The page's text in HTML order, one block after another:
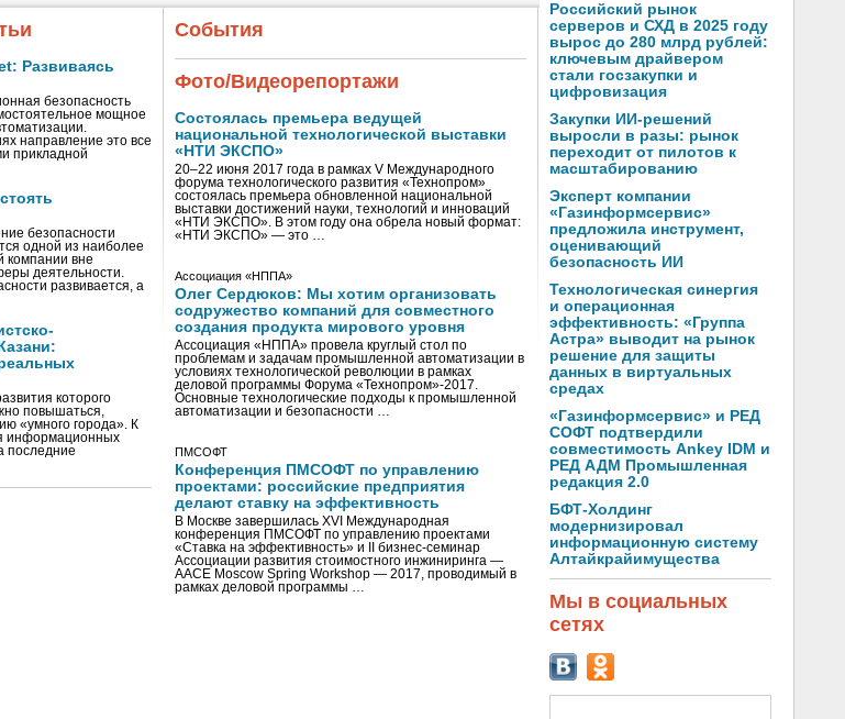
Российский рынок
серверов и СХД в 2025 году
вырос до 280 млрд рублей:
ключевым драйвером
стали госзакупки и
цифровизация
Закупки ИИ-решений
выросли в разы: рынок
переходит от пилотов к
масштабированию
Эксперт компании
«Газинформсервис»
предложила инструмент,
оценивающий
безопасность ИИ
Технологическая синергия
и операционная
эффективность: «Группа
Астра» выводит на рынок
решение для защиты
данных в виртуальных
средах
«Газинформсервис» и РЕД
СОФТ подтвердили
совместимость Ankey IDM и
РЕД АДМ Промышленная
редакция 2.0
БФТ-Холдинг
модернизировал
информационную систему
Алтайкрайимущества
Мы в социальных
сетях
Развиваясь
безопасность
мощное
направление это все
прикладной
безопасности
одной из наиболее
компании вне
деятельности.
развивается, а
которого
повышаться,
«умного города». К
информационных
последние
События
Фото/Видеорепортажи
Состоялась премьера ведущей
национальной технологической выставки
«НТИ ЭКСПО»
20–22 июня 2017 года в рамках V Международного
форума технологического развития «Технопром»
состоялась премьера обновленной национальной
выставки достижений науки, технологий и инноваций
«НТИ ЭКСПО». В этом году она обрела новый формат:
«НТИ ЭКСПО» — это …
Ассоциация «НППА»
Олег Сердюков: Мы хотим организовать
содружество компаний для совместного
создания продукта мирового уровня
Ассоциация «НППА» провела круглый стол по
проблемам и задачам промышленной автоматизации в
условиях технологической революции в рамках
деловой программы Форума «Технопром»-2017.
Основные технологические подходы к промышленной
автоматизации и безопасности …
ПМСОФТ
Конференция ПМСОФТ по управлению
проектами: российские предприятия
делают ставку на эффективность
В Москве завершилась XVI Международная
конференция ПМСОФТ по управлению проектами
«Ставка на эффективность» и II бизнес-семинар
Ассоциации развития стоимостного инжиниринга —
AACE Moscow Spring Workshop — 2017, проводимый в
рамках деловой программы …